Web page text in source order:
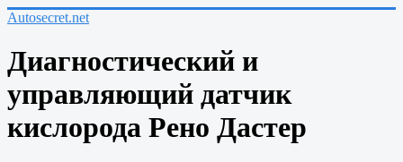
Autosecret.net
Диагностический и
управляющий датчик
кислорода Рено Дастер